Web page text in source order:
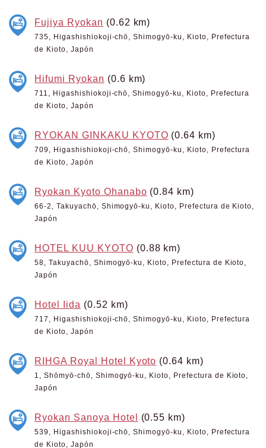
Fujiya Ryokan (0.62 km)
735, Higashishiokoji-chō, Shimogyō-ku, Kioto, Prefectura
de Kioto, Japón
Hifumi Ryokan (0.6 km)
711, Higashishiokoji-chō, Shimogyō-ku, Kioto, Prefectura
de Kioto, Japón
RYOKAN GINKAKU KYOTO (0.64 km)
709, Higashishiokoji-chō, Shimogyō-ku, Kioto, Prefectura
de Kioto, Japón
Ryokan Kyoto Ohanabo (0.84 km)
66-2, Takuyachō, Shimogyō-ku, Kioto, Prefectura de Kioto,
Japón
HOTEL KUU KYOTO (0.88 km)
58, Takuyachō, Shimogyō-ku, Kioto, Prefectura de Kioto,
Japón
Hotel Iida (0.52 km)
717, Higashishiokoji-chō, Shimogyō-ku, Kioto, Prefectura
de Kioto, Japón
RIHGA Royal Hotel Kyoto (0.64 km)
1, Shōmyō-chō, Shimogyō-ku, Kioto, Prefectura de Kioto,
Japón
Ryokan Sanoya Hotel (0.55 km)
539, Higashishiokoji-chō, Shimogyō-ku, Kioto, Prefectura
de Kioto, Japón